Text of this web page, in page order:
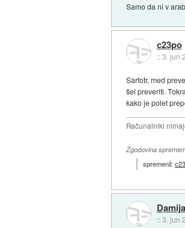
Samo da ni v
c23po
::3. jun
Sarfotr, med
šel preveriti.
kako je polet
Računalniki
Zgodovina
spremenil:
::3. jun